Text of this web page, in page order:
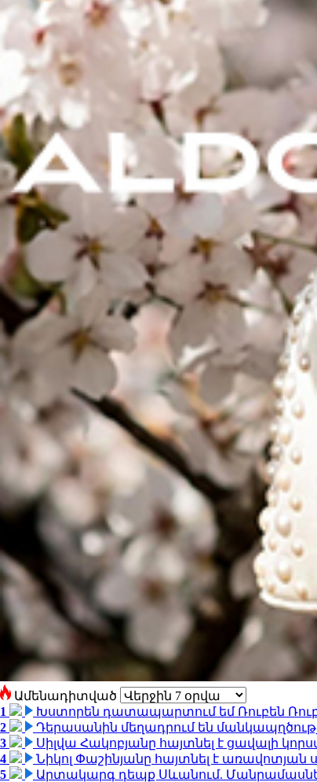
Ամենադիտված
1
Խստորեն դատապարտում եմ Ռուբեն
2
Դերասանին մեղադրում են
3
Սիլվա Հակոբյանը հայտնել է ցավալի
4
Նիկոլ Փաշինյանը հայտնել է
5
Արտակարգ դեպք Սևանում.